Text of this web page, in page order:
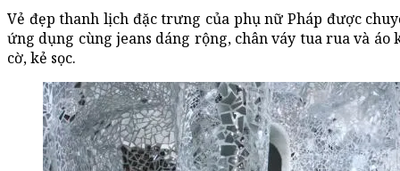
Vẻ đẹp thanh lịch đặc trưng của phụ nữ Pháp được
ứng dụng cùng jeans dáng rộng, chân váy tua rua và
cờ, kẻ sọc.